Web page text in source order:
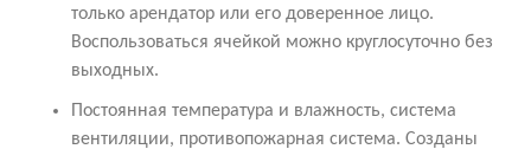
только арендатор или его доверенное лицо.
Воспользоваться ячейкой можно круглосуточно без
выходных.
Постоянная температура и влажность, система
вентиляции, противопожарная система. Созданы